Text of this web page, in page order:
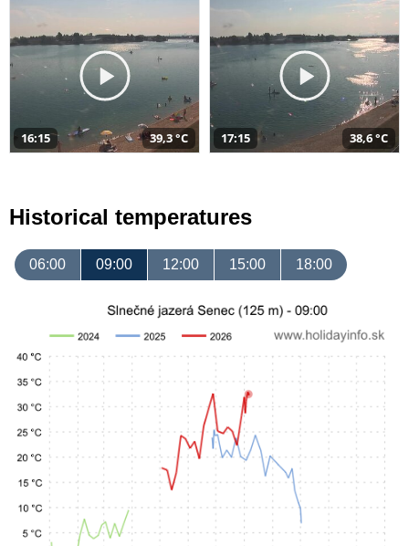
16:15 39,3 °C 17:15 38,6 °C
Historical temperatures
06:00 09:00 12:00 15:00 18:00